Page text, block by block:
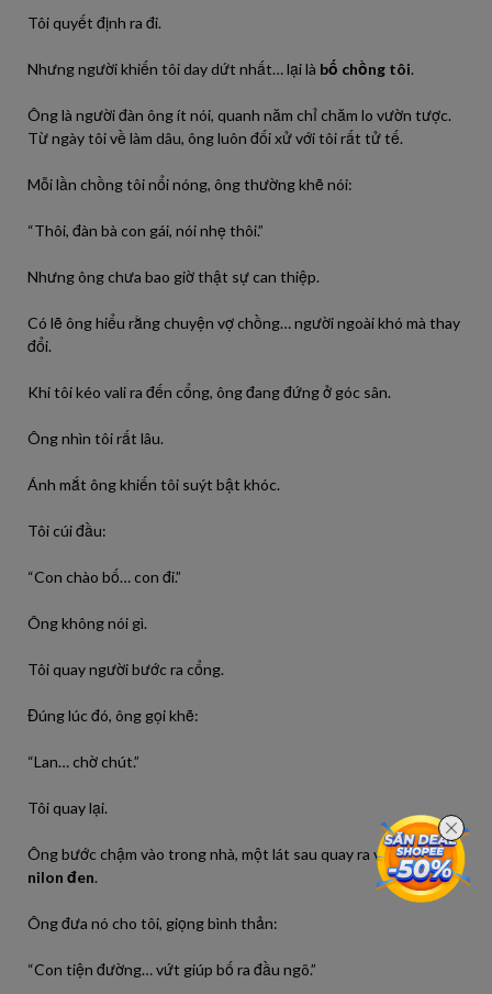
Tôi quyết định ra đi.
Nhưng người khiến tôi day dứt nhất… lại là bố chồng tôi.
Ông là người đàn ông ít nói, quanh năm chỉ chăm lo vườn tược.
Từ ngày tôi về làm dâu, ông luôn đối xử với tôi rất tử tế.
Mỗi lần chồng tôi nổi nóng, ông thường khẽ nói:
“Thôi, đàn bà con gái, nói nhẹ thôi.”
Nhưng ông chưa bao giờ thật sự can thiệp.
Có lẽ ông hiểu rằng chuyện vợ chồng… người ngoài khó mà thay
đổi.
Khi tôi kéo vali ra đến cổng, ông đang đứng ở góc sân.
Ông nhìn tôi rất lâu.
Ánh mắt ông khiến tôi suýt bật khóc.
Tôi cúi đầu:
“Con chào bố… con đi.”
Ông không nói gì.
Tôi quay người bước ra cổng.
Đúng lúc đó, ông gọi khẽ:
“Lan… chờ chút.”
Tôi quay lại.
Ông bước chậm vào trong nhà, một lát sau quay ra vớimột túi
nilon đen.
Ông đưa nó cho tôi, giọng bình thản:
“Con tiện đường… vứt giúp bố ra đầu ngõ.”